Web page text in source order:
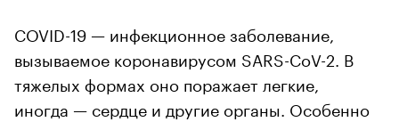
COVID-19 — инфекционное заболевание,
вызываемое коронавирусом SARS-CoV-2. В
тяжелых формах оно поражает легкие,
иногда — сердце и другие органы. Особенно